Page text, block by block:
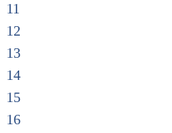
11
12
13
14
15
16